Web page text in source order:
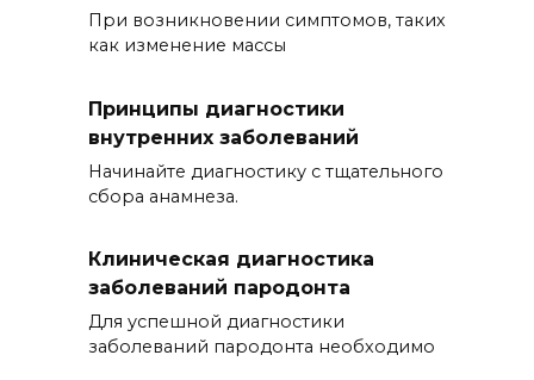
При возникновении симптомов, таких
как изменение массы
Принципы диагностики
внутренних заболеваний
Начинайте диагностику с тщательного
сбора анамнеза.
Клиническая диагностика
заболеваний пародонта
Для успешной диагностики
заболеваний пародонта необходимо